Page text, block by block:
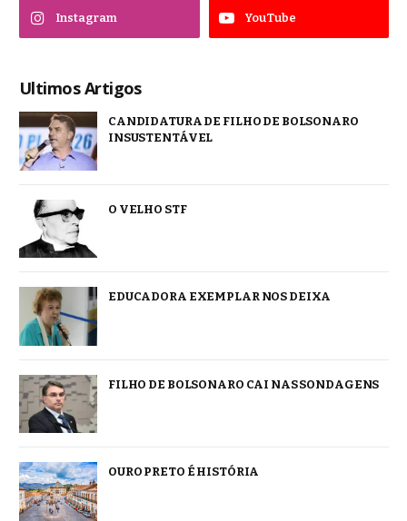
Instagram YouTube
Ultimos Artigos
CANDIDATURA DE FILHO DE BOLSONARO
INSUSTENTÁVEL
O VELHO STF
EDUCADORA EXEMPLAR NOS DEIXA
FILHO DE BOLSONARO CAI NAS SONDAGENS
OURO PRETO É HISTÓRIA